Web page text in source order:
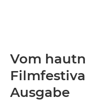
Vom
Ausgabe